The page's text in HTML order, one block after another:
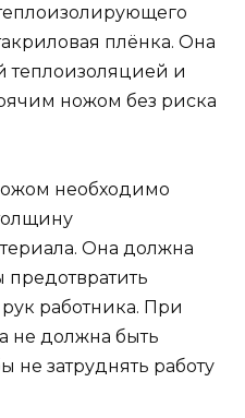
плёнка. Она
теплоизоляцией и
ножом без риска
необходимо
Она должна
предотвратить
работника. При
не должна быть
затруднять работу